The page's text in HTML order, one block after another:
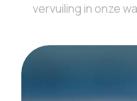
vervuiling in onze